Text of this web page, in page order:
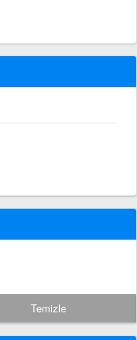
Temizle